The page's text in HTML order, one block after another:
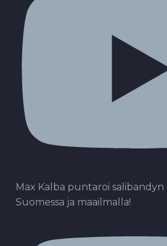
Max Kalba puntaroi
Suomessa ja maailmalla!